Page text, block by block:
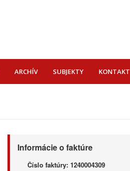
ARCHÍV SUBJEKTY KONTAKT
Informácie o faktúre
Číslo faktúry: 1240004309